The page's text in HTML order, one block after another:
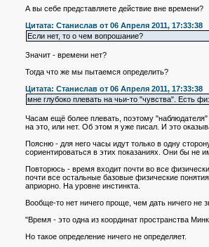
А вы себе представляете действие вне времени?
Цитата: Станислав от 06 Апреля 2011, 17:33:38
Если нет, то о чем вопрошание?
Значит - времени нет?
Тогда что же мы пытаемся определить?
Цитата: Станислав от 06 Апреля 2011, 17:33:38
мне глубоко плевать на чьи-то "чувства". Есть
Часам ещё более плевать, поэтому
на это, или нет. Об этом я уже писал. И это
Поясню - для него часы идут только в одну
сориентироваться в этих показаниях. Они бы не
Повторюсь - время входит почти во все
почти все остальные базовые физические
априорно. На уровне инстинкта.
Вообще-то нет ничего проще, чем дать ничего не
"Время - это одна из координат пространства
Но такое определение ничего не определяет.